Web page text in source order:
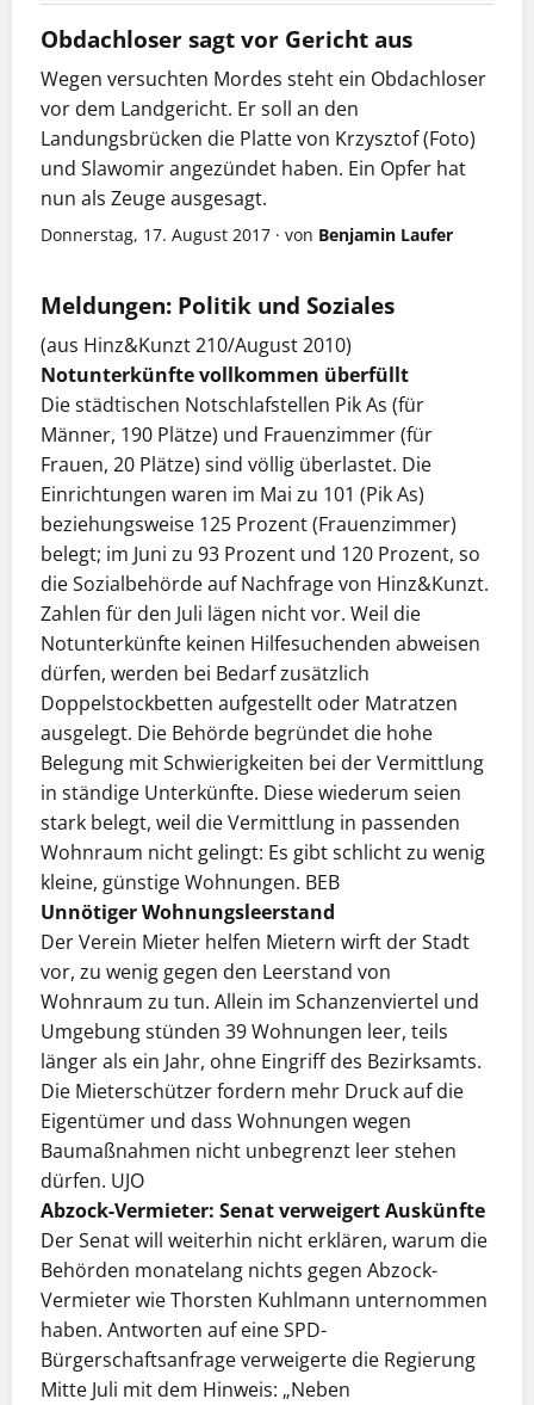
Obdachloser sagt vor Gericht aus
Wegen versuchten Mordes steht ein Obdachloser
vor dem Landgericht. Er soll an den
Landungsbrücken die Platte von Krzysztof (Foto)
und Slawomir angezündet haben. Ein Opfer hat
nun als Zeuge ausgesagt.
Donnerstag, 17. August 2017 · von Benjamin Laufer
Meldungen: Politik und Soziales
(aus Hinz&Kunzt 210/August 2010)
Notunterkünfte vollkommen überfüllt
Die städtischen Notschlafstellen Pik As (für
Männer, 190 Plätze) und Frauenzimmer (für
Frauen, 20 Plätze) sind völlig überlastet. Die
Einrichtungen waren im Mai zu 101 (Pik As)
beziehungsweise 125 Prozent (Frauenzimmer)
belegt; im Juni zu 93 Prozent und 120 Prozent, so
die Sozialbehörde auf Nachfrage von Hinz&Kunzt.
Zahlen für den Juli lägen nicht vor. Weil die
Notunterkünfte keinen Hilfesuchenden abweisen
dürfen, werden bei Bedarf zusätzlich
Doppelstockbetten aufgestellt oder Matratzen
ausgelegt. Die Behörde begründet die hohe
Belegung mit Schwierigkeiten bei der Vermittlung
in ständige Unterkünfte. Diese wiederum seien
stark belegt, weil die Vermittlung in passenden
Wohnraum nicht gelingt: Es gibt schlicht zu wenig
kleine, günstige Wohnungen. BEB
Unnötiger Wohnungsleerstand
Der Verein Mieter helfen Mietern wirft der Stadt
vor, zu wenig gegen den Leerstand von
Wohnraum zu tun. Allein im Schanzenviertel und
Umgebung stünden 39 Wohnungen leer, teils
länger als ein Jahr, ohne Eingriff des Bezirksamts.
Die Mieterschützer fordern mehr Druck auf die
Eigentümer und dass Wohnungen wegen
Baumaßnahmen nicht unbegrenzt leer stehen
dürfen. UJO
Abzock-Vermieter: Senat verweigert Auskünfte
Der Senat will weiterhin nicht erklären, warum die
Behörden monatelang nichts gegen Abzock-
Vermieter wie Thorsten Kuhlmann unternommen
haben. Antworten auf eine SPD-
Bürgerschaftsanfrage verweigerte die Regierung
Mitte Juli mit dem Hinweis: „Neben